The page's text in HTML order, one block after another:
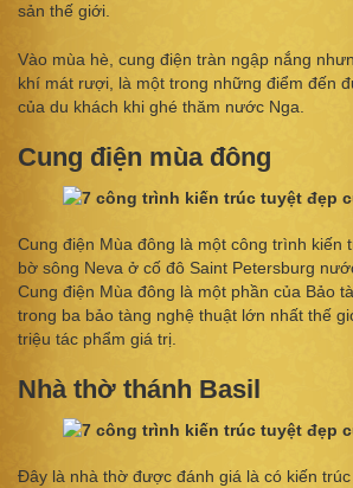
sản thế giới.
Vào mùa hè, cung điện tràn ngập nắng
khí mát rượi, là một trong những điểm đến
của du khách khi ghé thăm nước Nga.
Cung điện mùa đông
Cung điện Mùa đông là một công trình kiến
bờ sông Neva ở cố đô Saint Petersburg
Cung điện Mùa đông là một phần của Bảo
trong ba bảo tàng nghệ thuật lớn nhất thế
triệu tác phẩm giá trị.
Nhà thờ thánh Basil
Đây là nhà thờ được đánh giá là có kiến